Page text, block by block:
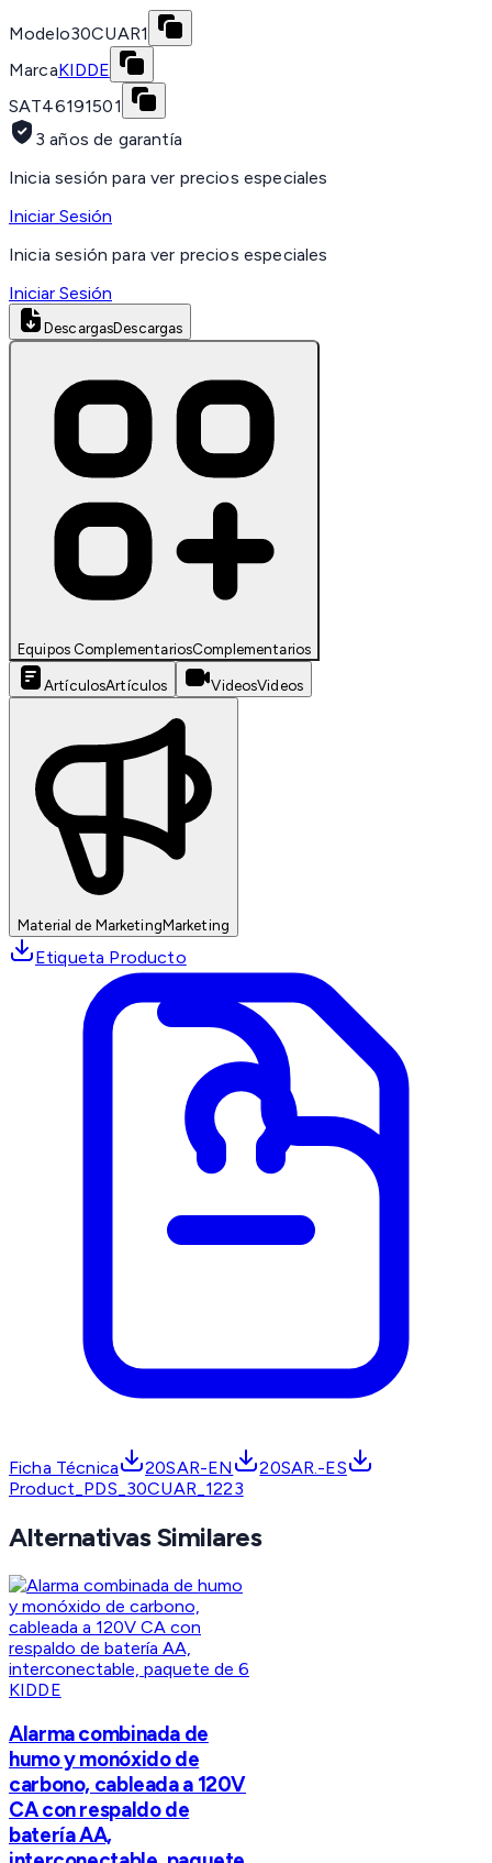
Modelo30CUAR1
MarcaKIDDE
SAT46191501
3 años de garantía
Inicia sesión para ver precios especiales
Iniciar Sesión
Inicia sesión para ver precios especiales
Iniciar Sesión
DescargasDescargas
Equipos ComplementariosComplementarios
ArtículosArtículos VideosVideos
Material de MarketingMarketing
Etiqueta Producto
Ficha Técnica 20SAR-EN
20SAR.-ES
Product_PDS_30CUAR_1223
Alternativas Similares
KIDDE
Alarma combinada de
humo y monóxido de
carbono, cableada a 120V
CA con respaldo de
batería AA,